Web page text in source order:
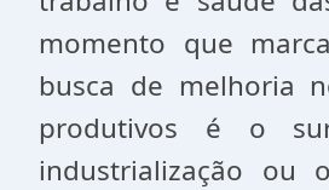
momento que
busca de melhoria
produtivos é o
industrialização ou